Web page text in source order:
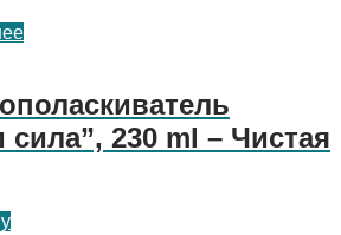
230 ml – Чистая